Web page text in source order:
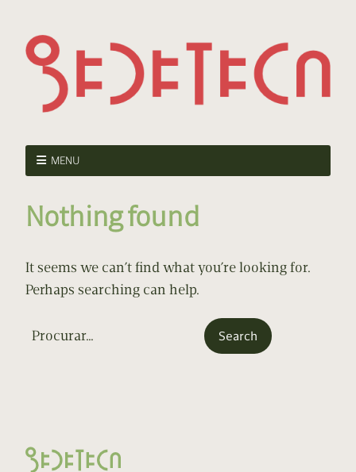
MENU
Nothing found
It seems we can’t find what you’re looking for.
Perhaps searching can help.